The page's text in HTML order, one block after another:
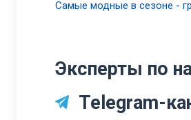
Самые модные в сезоне -
Эксперты по
Telegram-